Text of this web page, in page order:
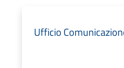
Ufficio